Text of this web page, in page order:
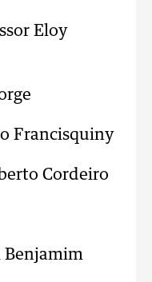
Eloy
Francisquiny
Cordeiro
Benjamim